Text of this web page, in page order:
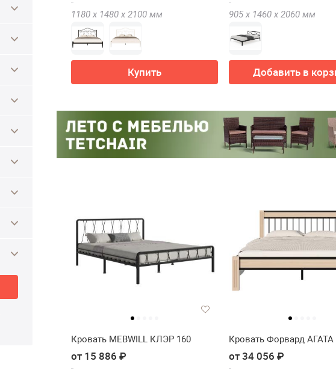
1180 х 1480 х 2100 мм
Купить
905 х 1460 х 2060 мм
Добавить в
Кровать MEBWILL КЛЭР 160
от 15 886 ₽
Кровать Форвард АГАТА
от 34 056 ₽